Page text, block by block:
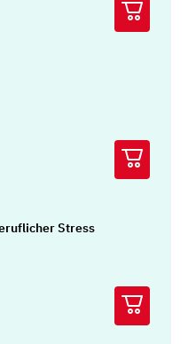
Stress